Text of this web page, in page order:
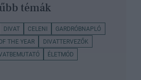
témák
DIVAT CELENI
GARDRÓBNAPLÓ
THE YEAR
DIVATTERVEZŐK
ÉLETMÓD